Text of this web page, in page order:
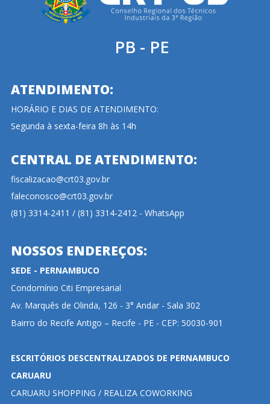
PB - PE
ATENDIMENTO:
HORÁRIO E DIAS DE ATENDIMENTO:
Segunda à sexta-feira 8h às 14h
CENTRAL DE ATENDIMENTO:
fiscalizacao@crt03.gov.br
faleconosco@crt03.gov.br
(81) 3314-2411 / (81) 3314-2412 - WhatsApp
NOSSOS ENDEREÇOS:
SEDE - PERNAMBUCO
Condomínio Citi Empresarial
Av. Marquês de Olinda, 126 - 3° Andar - Sala 302
Bairro do Recife Antigo – Recife - PE - CEP: 50030-901
ESCRITÓRIOS DESCENTRALIZADOS DE PERNAMBUCO
CARUARU
CARUARU SHOPPING / REALIZA COWORKING